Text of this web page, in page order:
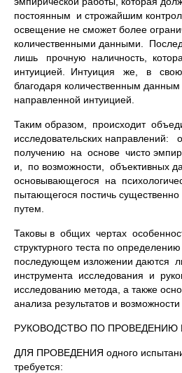
постоянным и строжайшим
освещение не сможет более
количественными данными.
лишь прочную наличность,
интуицией. Интуиция же, в
благодаря количественным данным
направленной интуицией.
Таким образом, происходит
исследовательских
получению на основе чисто
и, по возможности, объективных
основывающегося на
пытающегося постичь
путем.
Таковы в общих чертах
структурного теста по
последующем изложении даются
инструмента исследования и
исследованию метода, а также
анализа результатов и
РУКОВОДСТВО ПО ПРОВЕДЕНИЮ
ДЛЯ ПРОВЕДЕНИЯ одного
требуется: